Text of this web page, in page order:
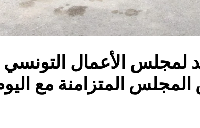
لمجلس الأعمال
المتزامنة مع